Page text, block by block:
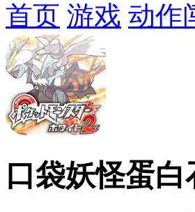
首页 游戏 动作
口袋妖怪蛋